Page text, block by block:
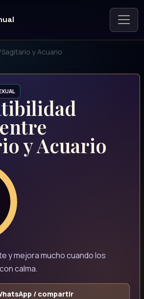
Sagitario y Acuario
y Acuario
y mejora mucho cuando los
calma.
/ compartir